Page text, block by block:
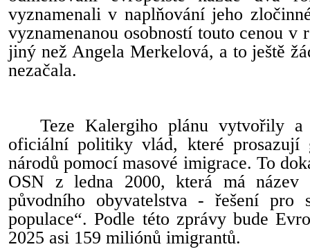
vyznamenali v naplňování jeho
vyznamenanou osobností touto cenou v
jiný než Angela Merkelová, a to ještě
nezačala.
Teze Kalergiho plánu vytvořily
oficiální politiky vlád, které prosazují
národů pomocí masové imigrace. To
OSN z ledna 2000, která má název
původního obyvatelstva - řešení pro
populace“. Podle této zprávy bude
2025 asi 159 miliónů imigrantů.